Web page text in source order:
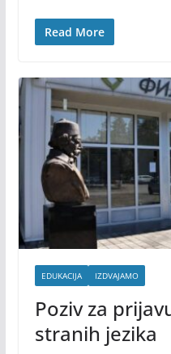
Read More
EDUKACIJA IZDVAJAMO
Poziv za
stranih jezika